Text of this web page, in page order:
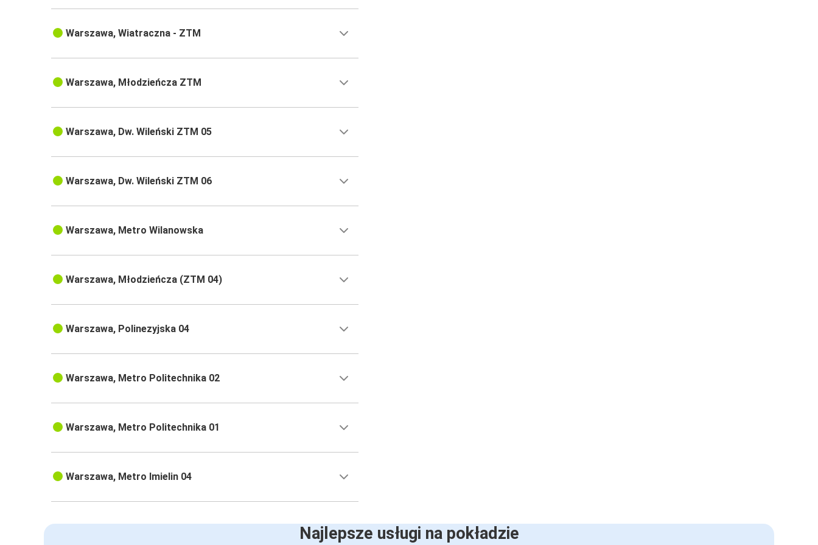
Warszawa, Wiatraczna - ZTM
Warszawa, Młodzieńcza ZTM
Warszawa, Dw. Wileński ZTM 05
Warszawa, Dw. Wileński ZTM 06
Warszawa, Metro Wilanowska
Warszawa, Młodzieńcza (ZTM 04)
Warszawa, Polinezyjska 04
Warszawa, Metro Politechnika 02
Warszawa, Metro Politechnika 01
Warszawa, Metro Imielin 04
Najlepsze usługi na pokładzie